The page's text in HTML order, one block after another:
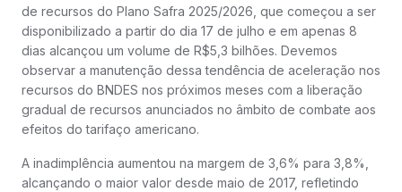
de recursos do Plano Safra 2025/2026, que começou a ser
disponibilizado a partir do dia 17 de julho e em apenas 8
dias alcançou um volume de R$5,3 bilhões. Devemos
observar a manutenção dessa tendência de aceleração nos
recursos do BNDES nos próximos meses com a liberação
gradual de recursos anunciados no âmbito de combate aos
efeitos do tarifaço americano.
A inadimplência aumentou na margem de 3,6% para 3,8%,
alcançando o maior valor desde maio de 2017, refletindo